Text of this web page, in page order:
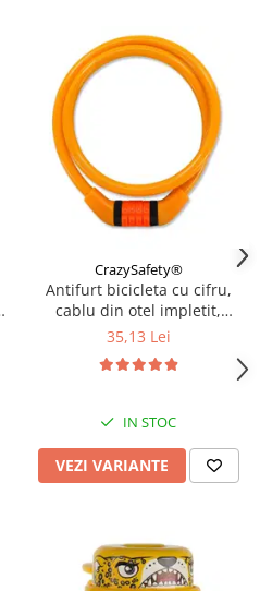
CrazySafety®
Antifurt bicicleta cu cifru,
cablu din otel impletit,
lungime 65 cm, rezistent,
35,13 Lei
IN STOC
VEZI VARIANTE